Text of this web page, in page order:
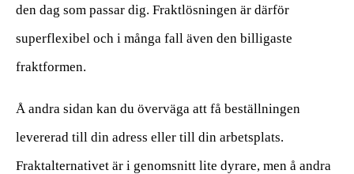
den dag som passar dig. Fraktlösningen är därför
superflexibel och i många fall även den billigaste
fraktformen.
Å andra sidan kan du överväga att få beställningen
levererad till din adress eller till din arbetsplats.
Fraktalternativet är i genomsnitt lite dyrare, men å andra